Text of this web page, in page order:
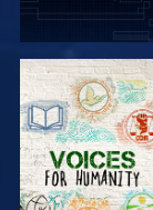
VERKEN DE
SERIE